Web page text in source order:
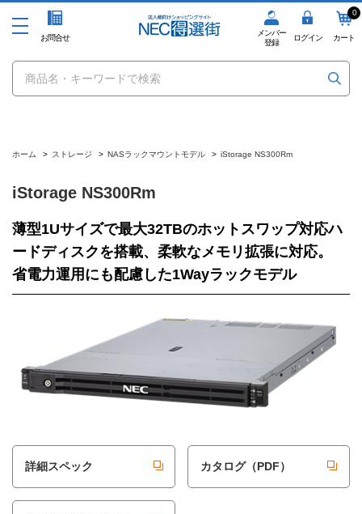
お問合せ
メンバー
登録
ログイン
0
カート
ホーム > ストレージ > NASラックマウントモデル > iStorage NS300Rm
iStorage NS300Rm
薄型1Uサイズで最大32TBのホットスワップ対応ハ
ードディスクを搭載、柔軟なメモリ拡張に対応。
省電力運用にも配慮した1Wayラックモデル
詳細スペック カタログ（PDF）